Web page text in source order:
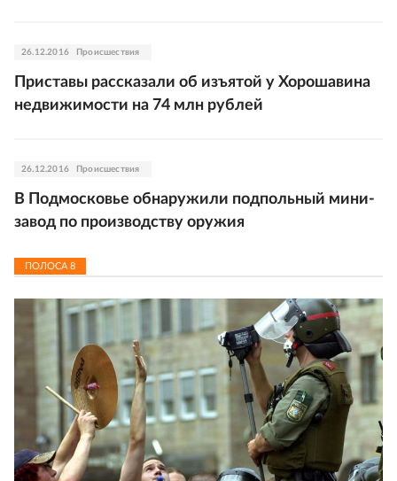
26.12.2016 Происшествия
Приставы рассказали об изъятой у Хорошавина
недвижимости на 74 млн рублей
26.12.2016 Происшествия
В Подмосковье обнаружили подпольный мини-
завод по производству оружия
ПОЛОСА 8